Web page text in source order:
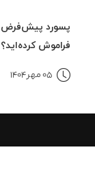
پسورد پیش‌فرض
فراموش
"Invalid Password" را آموزش می‌دهد.
05 مهر 1404